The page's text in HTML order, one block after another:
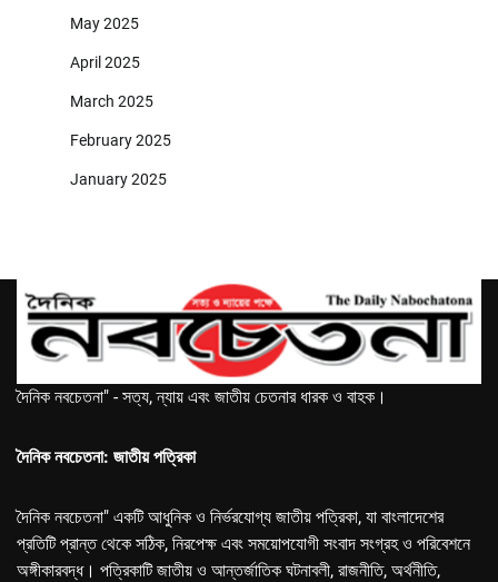
May 2025
April 2025
March 2025
February 2025
January 2025
দৈনিক নবচেতনা" - সত্য, ন্যায় এবং জাতীয় চেতনার ধারক ও বাহক।
দৈনিক নবচেতনা: জাতীয় পত্রিকা
দৈনিক নবচেতনা" একটি আধুনিক ও নির্ভরযোগ্য জাতীয় পত্রিকা, যা বাংলাদেশের
প্রতিটি প্রান্ত থেকে সঠিক, নিরপেক্ষ এবং সময়োপযোগী সংবাদ সংগ্রহ ও পরিবেশনে
অঙ্গীকারবদ্ধ। পত্রিকাটি জাতীয় ও আন্তর্জাতিক ঘটনাবলী, রাজনীতি, অর্থনীতি,